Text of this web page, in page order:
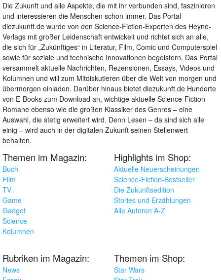
Die Zukunft und alle Aspekte, die mit ihr verbunden sind, faszinieren
und interessieren die Menschen schon immer. Das Portal
diezukunft.de wurde von den Science-Fiction-Experten des Heyne-
Verlags mit großer Leidenschaft entwickelt und richtet sich an alle,
die sich für „Zukünftiges“ in Literatur, Film, Comic und Computerspiel
sowie für soziale und technische Innovationen begeistern. Das Portal
versammelt aktuelle Nachrichten, Rezensionen, Essays, Videos und
Kolumnen und will zum Mitdiskutieren über die Welt von morgen und
übermorgen einladen. Darüber hinaus bietet diezukunft.de Hunderte
von E-Books zum Download an, wichtige aktuelle Science-Fiction-
Romane ebenso wie die großen Klassiker des Genres – eine
Auswahl, die stetig erweitert wird. Denn Lesen – da sind sich alle
einig – wird auch in der digitalen Zukunft seinen Stellenwert
behalten.
Themen im Magazin:
Buch
Film
TV
Game
Gadget
Science
Kolumnen
Highlights im Shop:
Aktuelle Neuerscheinungen
Science-Fiction-Bestseller
Die Zukunftsedition
Stories und Erzählungen
Alle Autoren A-Z
Rubriken im Magazin:
News
Themen im Shop:
Star Wars